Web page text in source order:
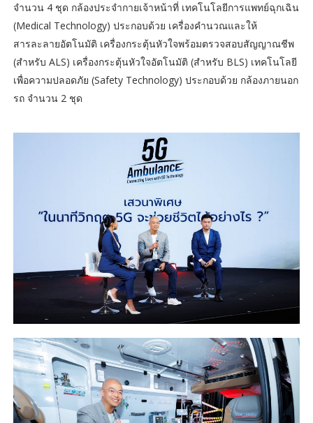
จำนวน 4 ชุด กล้องประจำกายเจ้าหน้าที่ เทคโนโลยีการแพทย์ฉุกเฉิน
(Medical Technology) ประกอบด้วย เครื่องคำนวณและให้
สารละลายอัตโนมัติ เครื่องกระตุ้นหัวใจพร้อมตรวจสอบสัญญาณชีพ
(สำหรับ ALS) เครื่องกระตุ้นหัวใจอัตโนมัติ (สำหรับ BLS) เทคโนโลยี
เพื่อความปลอดภัย (Safety Technology) ประกอบด้วย กล้องภายนอก
รถ จำนวน 2 ชุด